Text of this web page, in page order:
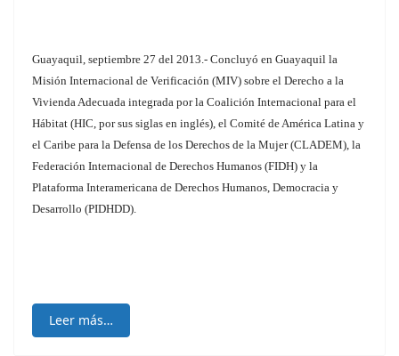
Guayaquil, septiembre 27 del 2013.- Concluyó en Guayaquil la
Misión Internacional de Verificación (MIV) sobre el Derecho a la
Vivienda Adecuada integrada por la Coalición Internacional para el
Hábitat (HIC, por sus siglas en inglés), el Comité de América Latina y
el Caribe para la Defensa de los Derechos de la Mujer (CLADEM), la
Federación Internacional de Derechos Humanos (FIDH) y la
Plataforma Interamericana de Derechos Humanos, Democracia y
Desarrollo (PIDHDD).
Leer más…